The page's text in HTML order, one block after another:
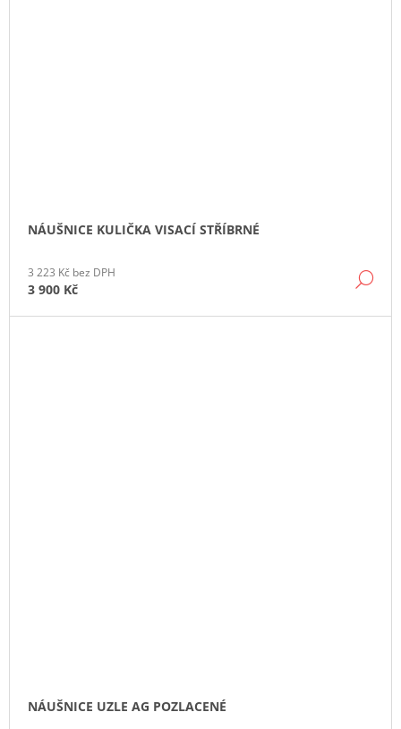
NÁUŠNICE KULIČKA VISACÍ STŘÍBRNÉ
3 223 Kč bez DPH
3 900 Kč
NÁUŠNICE UZLE AG POZLACENÉ